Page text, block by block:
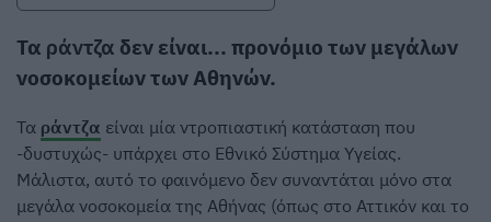
Τα ράντζα δεν είναι... προνόμιο των μεγάλων
νοσοκομείων των Αθηνών.
Τα ράντζα είναι μία ντροπιαστική κατάσταση που
-δυστυχώς- υπάρχει στο Εθνικό Σύστημα Υγείας.
Μάλιστα, αυτό το φαινόμενο δεν συναντάται μόνο στα
μεγάλα νοσοκομεία της Αθήνας (όπως στο Αττικόν και το